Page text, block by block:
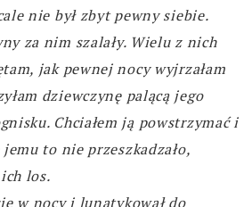
nie był zbyt pewny siebie.
za nim szalały. Wielu z nich
jak pewnej nocy wyjrzałam
dziewczynę palącą jego
Chciałem ją powstrzymać i
to nie przeszkadzało,
los.
w nocy i lunatykował do